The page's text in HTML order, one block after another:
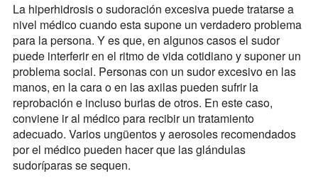
La hiperhidrosis o sudoración excesiva puede tratarse a
nivel médico cuando esta supone un verdadero problema
para la persona. Y es que, en algunos casos el sudor
puede interferir en el ritmo de vida cotidiano y suponer un
problema social. Personas con un sudor excesivo en las
manos, en la cara o en las axilas pueden sufrir la
reprobación e incluso burlas de otros. En este caso,
conviene ir al médico para recibir un tratamiento
adecuado. Varios ungüentos y aerosoles recomendados
por el médico pueden hacer que las glándulas
sudoríparas se sequen.